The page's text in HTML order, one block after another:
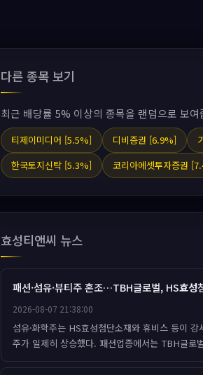
다른 종목 보기
최근 배당률 5% 이상의 종목을 랜덤으로 보여
티제이미디어 [5.5%] 디비증권 [6.9%]
한국토지신탁 [5.3%]
코리아에셋투자증권
효성티앤씨 뉴스
패션·섬유·뷰티주 혼조…TBH글로벌, HS효성
2026-08-07 21:38:00
섬유·화학주는 HS효성첨단소재와 휴비스 등이 강
주가 일제히 상승했다. 패션업종에서는 TBH글로